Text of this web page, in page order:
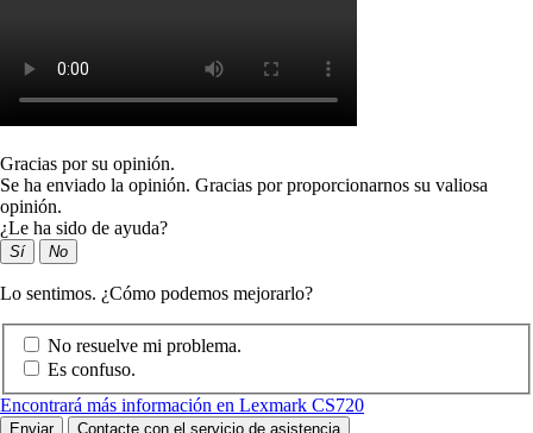
Gracias por su opinión.
Se ha enviado la opinión. Gracias por proporcionarnos su valiosa
opinión.
¿Le ha sido de ayuda?
Sí No
Lo sentimos. ¿Cómo podemos mejorarlo?
No resuelve mi problema.
Es confuso.
Encontrará más información en Lexmark CS720
Enviar Contacte con el servicio de asistencia